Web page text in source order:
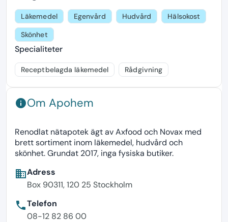
Läkemedel Egenvård Hudvård
Hälsokost
Skönhet
Specialiteter
Receptbelagda läkemedel Rådgivning
infoOm Apohem
Renodlat nätapotek ägt av Axfood och Novax med
brett sortiment inom läkemedel, hudvård och
skönhet. Grundat 2017, inga fysiska butiker.
businessAdress
Box 90311, 120 25 Stockholm
phoneTelefon
08-12 82 86 00